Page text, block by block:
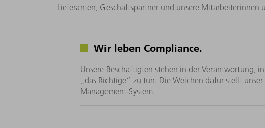
Lieferanten, Geschäftspartner und unsere
Wir leben Compliance.
Unsere Beschäftigten stehen in der Verantwortung,
„das Richtige“ zu tun. Die Weichen dafür stellt
Management-System.